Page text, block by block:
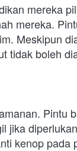
mereka
mereka.
Meskipun
tidak boleh
Pintu
jika
kenop pada